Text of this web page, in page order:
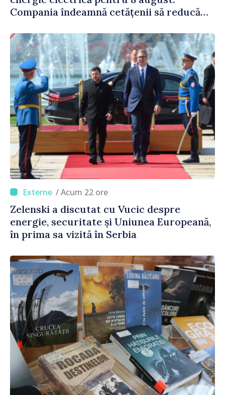
Compania îndeamnă cetățenii să reducă
/ Acum 22 ore
Zelenski a discutat cu Vucic despre
energie, securitate și Uniunea Europeană,
în prima sa vizită în Serbia